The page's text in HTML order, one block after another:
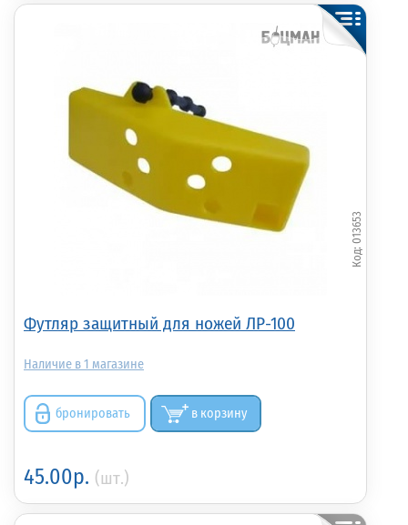
Футляр защитный для ножей ЛР-100
013653
1
бронировать в корзину
45.00р. (шт.)